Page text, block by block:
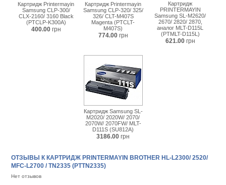
Картридж Printermayin
Samsung CLP-300/
CLX-2160/ 3160 Black
(PTCLP-K300A)
400.00 грн
Картридж Printermayin
Samsung CLP-320/ 325/
326/ CLT-M407S
Magenta (PTCLT-
M407S)
774.00 грн
Картридж
PRINTERMAYIN
Samsung SL-M2620/
2670/ 2820/ 2870,
аналог MLT-D115L
(PTMLT-D115L)
621.00 грн
Картридж Samsung SL-
M2020/ 2020W/ 2070/
2070W/ 2070FW/ MLT-
D111S (SU812A)
3186.00 грн
ОТЗЫВЫ К КАРТРИДЖ PRINTERMAYIN BROTHER HL-L2300/ 2520/
MFC-L2700 / TN2335 (PTTN2335)
Нет отзывов